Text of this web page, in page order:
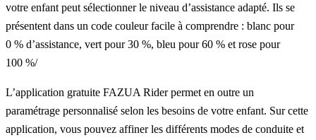
votre enfant peut sélectionner le niveau d’assistance adapté. Ils se
présentent dans un code couleur facile à comprendre : blanc pour
0 % d’assistance, vert pour 30 %, bleu pour 60 % et rose pour
100 %/
L’application gratuite FAZUA Rider permet en outre un
paramétrage personnalisé selon les besoins de votre enfant. Sur cette
application, vous pouvez affiner les différents modes de conduite et